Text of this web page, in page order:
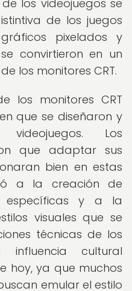
los videojuegos se
de los juegos
pixelados y
convirtieron en un
los monitores CRT.
los monitores CRT
que se diseñaron y
videojuegos. Los
que adaptar sus
bien en estas
a la creación de
específicas y a la
visuales que se
técnicas de los
influencia cultural
hoy, ya que muchos
emular el estilo